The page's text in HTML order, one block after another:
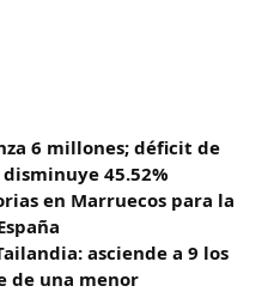
6 millones; déficit de
45.52%
en Marruecos para la
asciende a 9 los
de una menor